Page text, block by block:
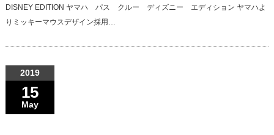
DISNEY EDITION ヤマハ パス クルー ディズニー エディション ヤマハよ
りミッキーマウスデザイン採用…
2019
15
May